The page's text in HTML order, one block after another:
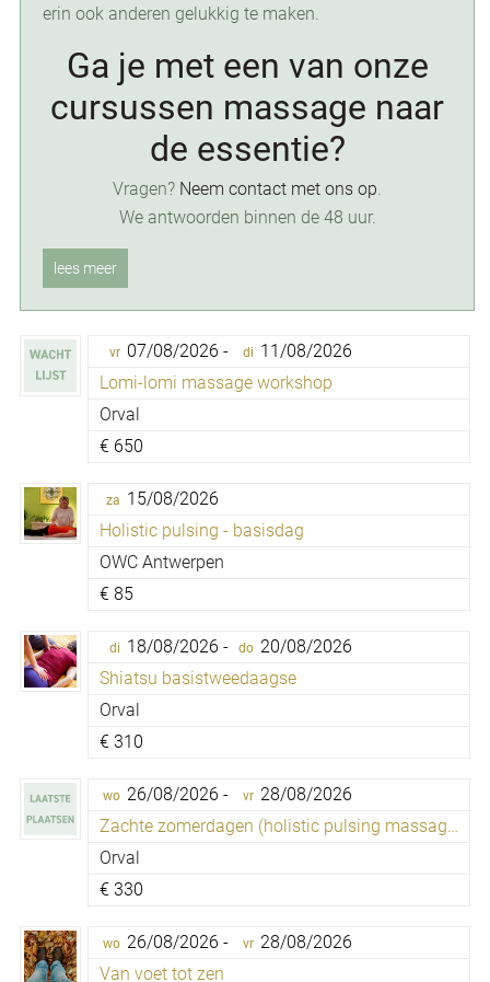
erin ook anderen gelukkig te maken.
Ga je met een van onze
cursussen massage naar
de essentie?
Vragen? Neem contact met ons op.
We antwoorden binnen de 48 uur.
lees meer
vr 07/08/2026 - di 11/08/2026
Lomi-lomi massage workshop
Orval
€ 650
za 15/08/2026
Holistic pulsing - basisdag
OWC Antwerpen
€ 85
di 18/08/2026 - do 20/08/2026
Shiatsu basistweedaagse
Orval
€ 310
wo 26/08/2026 - vr 28/08/2026
Zachte zomerdagen (holistic pulsing massage)
Orval
€ 330
wo 26/08/2026 - vr 28/08/2026
Van voet tot zen